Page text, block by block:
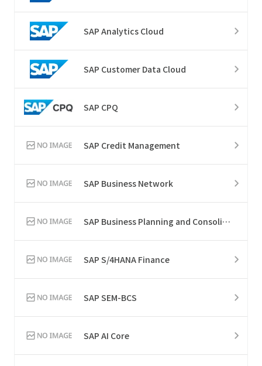
SAP Analytics Cloud
SAP Customer Data Cloud
SAP CPQ
SAP Credit Management
SAP Business Network
SAP Business Planning and Consolidation
SAP S/4HANA Finance
SAP SEM-BCS
SAP AI Core